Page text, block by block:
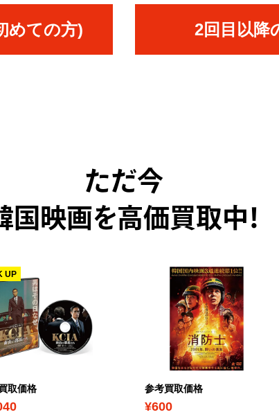
めての方) 2回目以降
ただ今
国映画を高価買取中！
取価格
UP
参考買取価格
¥600